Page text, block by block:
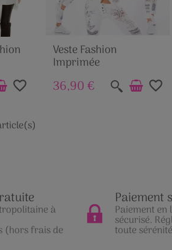
favorite_border
Veste Fashion
Imprimée
36,90 € favorite_border
à
(hors frais de
Paiement
Paiement
sécurisé.
toute sérénité